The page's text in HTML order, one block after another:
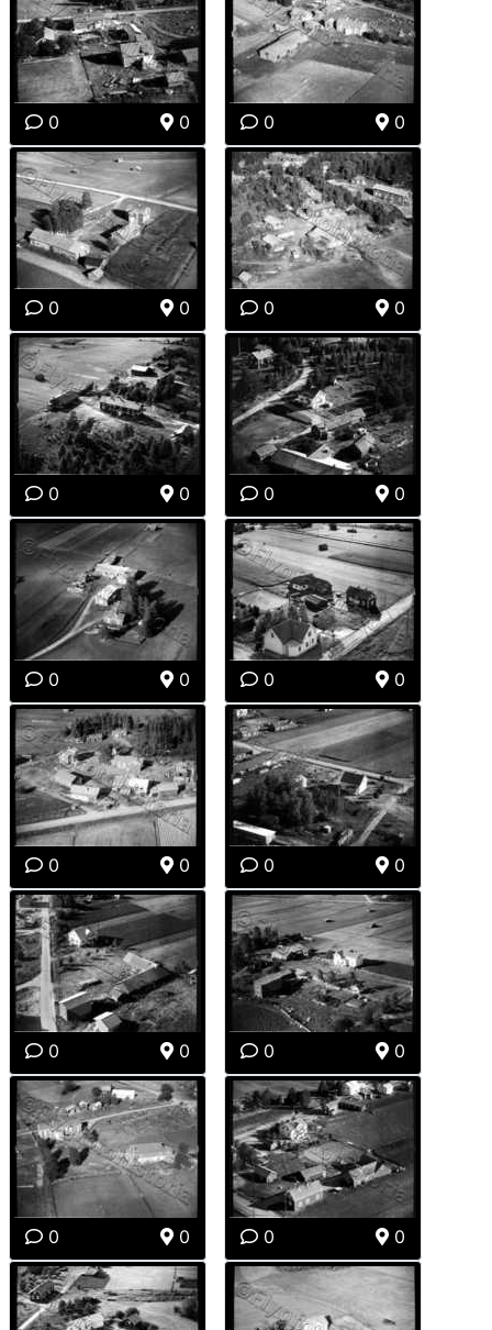
0 0 0 0
0 0 0 0
0 0 0 0
0 0 0 0
0 0 0 0
0 0 0 0
0 0 0 0